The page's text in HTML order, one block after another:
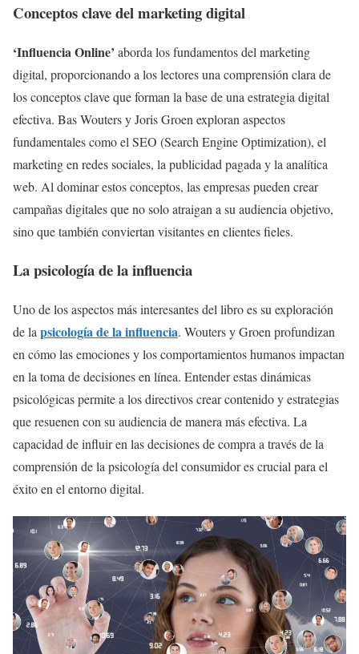
Conceptos clave del marketing digital
‘Influencia Online’ aborda los fundamentos del marketing
digital, proporcionando a los lectores una comprensión clara de
los conceptos clave que forman la base de una estrategia digital
efectiva. Bas Wouters y Joris Groen exploran aspectos
fundamentales como el SEO (Search Engine Optimization), el
marketing en redes sociales, la publicidad pagada y la analítica
web. Al dominar estos conceptos, las empresas pueden crear
campañas digitales que no solo atraigan a su audiencia objetivo,
sino que también conviertan visitantes en clientes fieles.
La psicología de la influencia
Uno de los aspectos más interesantes del libro es su exploración
de la psicología de la influencia. Wouters y Groen profundizan
en cómo las emociones y los comportamientos humanos impactan
en la toma de decisiones en línea. Entender estas dinámicas
psicológicas permite a los directivos crear contenido y estrategias
que resuenen con su audiencia de manera más efectiva. La
capacidad de influir en las decisiones de compra a través de la
comprensión de la psicología del consumidor es crucial para el
éxito en el entorno digital.